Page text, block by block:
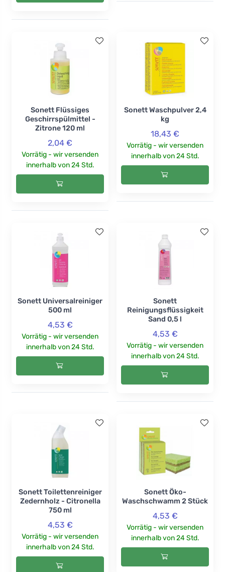
Sonett Flüssiges
Geschirrspülmittel -
Zitrone 120 ml
2,04 €
Vorrätig - wir versenden
innerhalb von 24 Std.
Sonett Waschpulver 2,4
kg
18,43 €
Vorrätig - wir versenden
innerhalb von 24 Std.
Sonett Universalreiniger
500 ml
4,53 €
Vorrätig - wir versenden
innerhalb von 24 Std.
Sonett
Reinigungsflüssigkeit
Sand 0,5 l
4,53 €
Vorrätig - wir versenden
innerhalb von 24 Std.
Sonett Toilettenreiniger
Zedernholz - Citronella
750 ml
4,53 €
Vorrätig - wir versenden
innerhalb von 24 Std.
Sonett Öko-
Waschschwamm 2 Stück
4,53 €
Vorrätig - wir versenden
innerhalb von 24 Std.